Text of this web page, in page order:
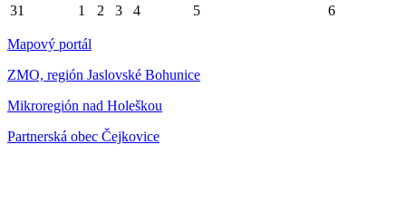
31
1 2 3 4 5 6
Mapový portál
ZMO, región Jaslovské Bohunice
Mikroregión nad Holeškou
Partnerská obec Čejkovice